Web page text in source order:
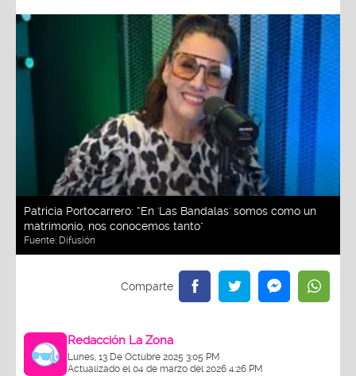
Patricia Portocarrero: “En 'Las Bandalas' somos como un
matrimonio, nos conocemos tanto"
Fuente: Difusión
Redacción La Zona
Lunes, 13 De Octubre 2025 3:05 PM
Actualizado el 04 de marzo del 2026 4:26 PM